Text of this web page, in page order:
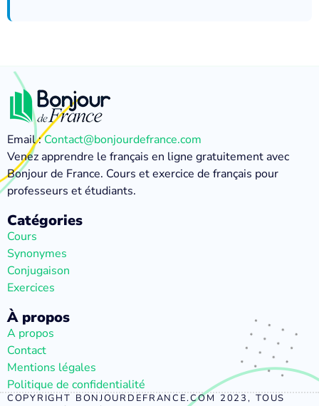
Email :Contact@bonjourdefrance.com
Venez apprendre le français en ligne gratuitement avec
Bonjour de France. Cours et exercice de français pour
professeurs et étudiants.
Catégories
Cours
Synonymes
Conjugaison
Exercices
À propos
A propos
Contact
Mentions légales
Politique de confidentialité
COPYRIGHT BONJOURDEFRANCE.COM 2023, TOUS